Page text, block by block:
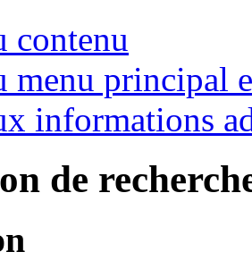
contenu
menu principal
informations
de